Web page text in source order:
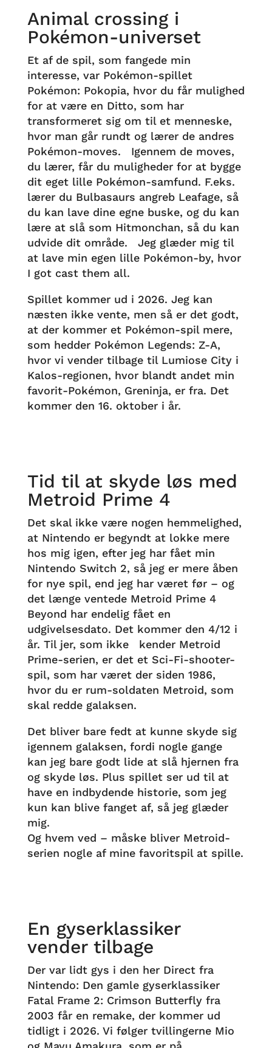
Animal crossing i
Pokémon-universet
Et af de spil, som fangede min
interesse, var Pokémon-spillet
Pokémon: Pokopia, hvor du får mulighed
for at være en Ditto, som har
transformeret sig om til et menneske,
hvor man går rundt og lærer de andres
Pokémon-moves. Igennem de moves,
du lærer, får du muligheder for at bygge
dit eget lille Pokémon-samfund. F.eks.
lærer du Bulbasaurs angreb Leafage, så
du kan lave dine egne buske, og du kan
lære at slå som Hitmonchan, så du kan
udvide dit område. Jeg glæder mig til
at lave min egen lille Pokémon-by, hvor
I got cast them all.
Spillet kommer ud i 2026. Jeg kan
næsten ikke vente, men så er det godt,
at der kommer et Pokémon-spil mere,
som hedder Pokémon Legends: Z-A,
hvor vi vender tilbage til Lumiose City i
Kalos-regionen, hvor blandt andet min
favorit-Pokémon, Greninja, er fra. Det
kommer den 16. oktober i år.
Tid til at skyde løs med
Metroid Prime 4
Det skal ikke være nogen hemmelighed,
at Nintendo er begyndt at lokke mere
hos mig igen, efter jeg har fået min
Nintendo Switch 2, så jeg er mere åben
for nye spil, end jeg har været før – og
det længe ventede Metroid Prime 4
Beyond har endelig fået en
udgivelsesdato. Det kommer den 4/12 i
år. Til jer, som ikke kender Metroid
Prime-serien, er det et Sci-Fi-shooter-
spil, som har været der siden 1986,
hvor du er rum-soldaten Metroid, som
skal redde galaksen.
Det bliver bare fedt at kunne skyde sig
igennem galaksen, fordi nogle gange
kan jeg bare godt lide at slå hjernen fra
og skyde løs. Plus spillet ser ud til at
have en indbydende historie, som jeg
kun kan blive fanget af, så jeg glæder
mig.
Og hvem ved – måske bliver Metroid-
serien nogle af mine favoritspil at spille.
En gyserklassiker
vender tilbage
Der var lidt gys i den her Direct fra
Nintendo: Den gamle gyserklassiker
Fatal Frame 2: Crimson Butterfly fra
2003 får en remake, der kommer ud
tidligt i 2026. Vi følger tvillingerne Mio